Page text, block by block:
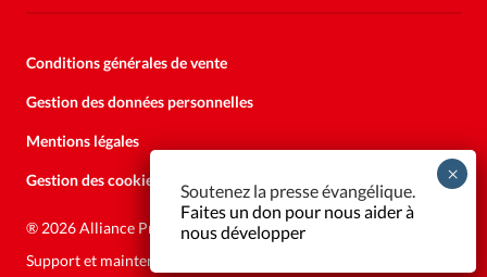
Conditions générales de vente
Gestion des données personnelles
Mentions légales
Gestion des cookies
® 2026 Alliance Presse
Support et maintenance:
Soutenez la presse évangélique.
Faites un don pour nous aider à
nous développer